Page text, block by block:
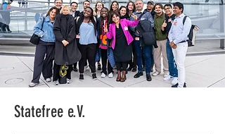
Statefree e.V.